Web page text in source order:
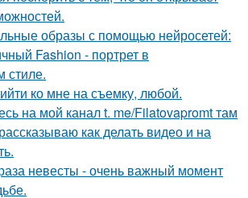
образы с помощью нейросетей:
Fashion - портрет в
стиле.
ко мне на съемку, любой.
на мой канал t. me/Filatovapromt там
как делать видео и на
невесты - очень важный момент